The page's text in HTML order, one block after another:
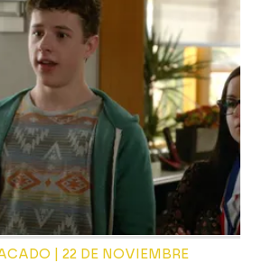
| 22 DE NOVIEMBRE